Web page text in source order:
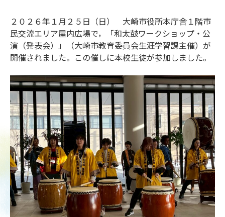
２０２６年１月２５日（日） 大崎市役所本庁舎１階市
民交流エリア屋内広場で，「和太鼓ワークショップ・公
演（発表会）」（大崎市教育委員会生涯学習課主催）が
開催されました。この催しに本校生徒が参加しました。